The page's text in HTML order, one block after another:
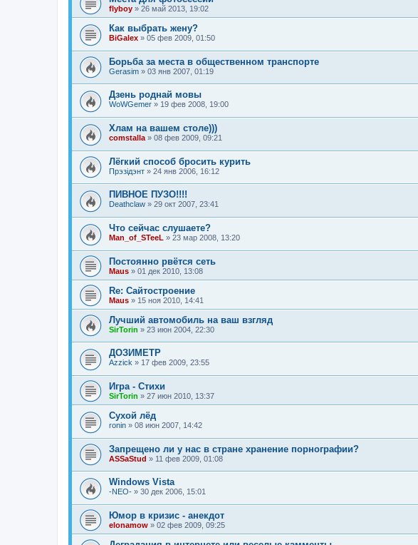
flyboy » 26 май 2013, 19:02
Как выбрать жену?
BiGalex » 05 фев 2009, 01:50
Борьба за места в общественном транспорте
Gerasim » 03 янв 2007, 01:19
Дзень роднай мовы
WoWGemer » 19 фев 2008, 19:00
Хлам на вашем столе)))
comstalla » 08 фев 2009, 09:21
Лёгкий способ бросить курить
Прэзiдэнт » 24 янв 2006, 16:12
ПИВНОЕ ПУЗО!!!!
Deathclaw » 29 окт 2007, 23:41
Что сейчас слушаете?
Man_of_STeeL » 23 мар 2008, 13:20
Постоянно рвётся сеть
Maus » 01 дек 2010, 13:08
Re: Сайтостроение
Maus » 15 ноя 2010, 14:41
Лучший автомобиль на ваш взгляд
SirTorin » 23 июн 2004, 22:30
ДОЗИМЕТР
Azzick » 17 фев 2009, 23:55
Игра - Стихи
SirTorin » 27 июн 2010, 13:37
Сухой лёд
ronin » 08 июн 2007, 14:42
Запрещено ли у нас в стране хранение порнографии?
ASSaStud » 11 фев 2009, 01:08
Windows Vista
-NEO- » 30 дек 2006, 15:01
Юмор в кризис - анекдот
elonamow » 02 фев 2009, 09:25